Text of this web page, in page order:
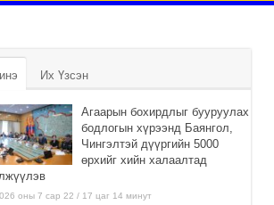
Их Үзсэн
Агаарын бохирдлыг бууруулах
бодлогын хүрээнд Баянгол,
Чингэлтэй дүүргийн 5000
өрхийг хийн халаалтад
оны 7 сар 22 / 17 цаг 14 минут